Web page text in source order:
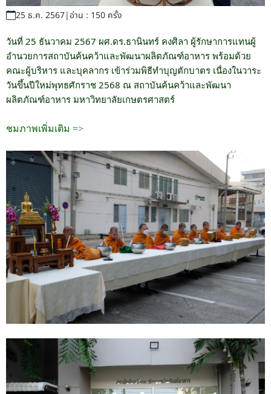
25 ธ.ค. 2567|อ่าน : 150 ครั้ง
วันที่ 25 ธันวาคม 2567 ผศ.ดร.ธานินทร์ คงศิลา ผู้รักษาการแทนผู้
อำนวยการสถาบันค้นคว้าและพัฒนาผลิตภัณฑ์อาหาร พร้อมด้วย
คณะผู้บริหาร และบุคลากร เข้าร่วมพิธีทำบุญตักบาตร เนื่องในวาระ
วันขึ้นปีใหม่พุทธศักราช 2568 ณ สถาบันค้นคว้าและพัฒนา
ผลิตภัณฑ์อาหาร มหาวิทยาลัยเกษตรศาสตร์
ชมภาพเพิ่มเติม =>